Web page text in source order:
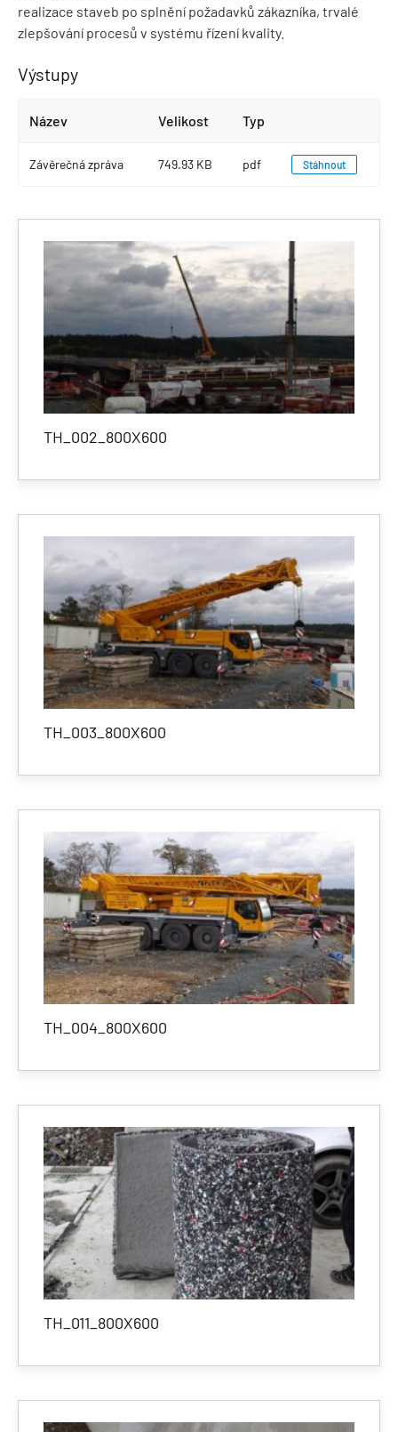
realizace staveb po splnění požadavků zákazníka, trvalé
zlepšování procesů v systému řízení kvality.
Výstupy
Název Velikost Typ
Závěrečná zpráva 749.93 KB pdf Stáhnout
TH_002_800X600
TH_003_800X600
TH_004_800X600
TH_011_800X600